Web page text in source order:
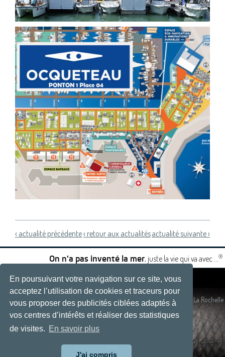
En poursuivant votre navigation sur ce site, vous
acceptez l’utilisation de cookies et traceurs pour
vous proposer des publicités ciblées adaptés à
vos centres d’intérêts et réaliser des statistiques
de visites. En savoir plus
J'ai compris
actualité suivante ›
‹ actualité précédente‹ retour aux actualités
On n'a pas inventé la mer, juste la vie qui va avec ...®
|
|
Plan du site- Site réalisé par Développement web, La Rochelle